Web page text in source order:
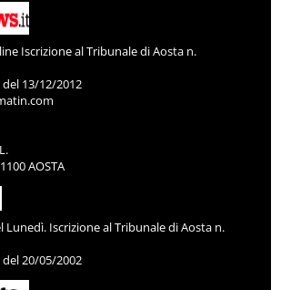
Iscrizione al Tribunale di Aosta n.
13/12/2012
AOSTA
Lunedì. Iscrizione al Tribunale di Aosta n.
20/05/2002